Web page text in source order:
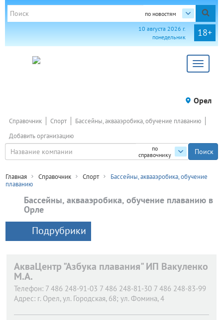
по новостям
18+
10 августа 2026 г.
понедельник
Toggle
Орел
по
справочнику
Справочник Спорт
Бассейны, аквааэробика, обучение плаванию
Добавить организацию
Главная Справочник Спорт
Бассейны, аквааэробика, обучение
плаванию
Бассейны, аквааэробика, обучение плаванию в
Орле
Подрубрики
АкваЦентр "Азбука плавания" ИП Вакуленко
М.А.
Телефон: 7 486 248-91-03 7 486 248-81-30 7 486 248-83-99
Адрес: г. Орел, ул. Городская, 68; ул. Фомина, 4